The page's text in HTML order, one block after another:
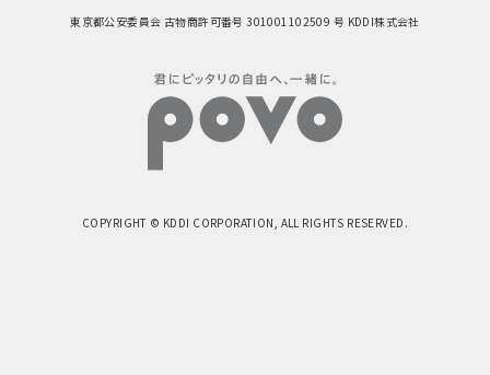
東京都公安委員会 古物商許可番号 301001102509 号 KDDI株式会社
COPYRIGHT © KDDI CORPORATION, ALL RIGHTS RESERVED.